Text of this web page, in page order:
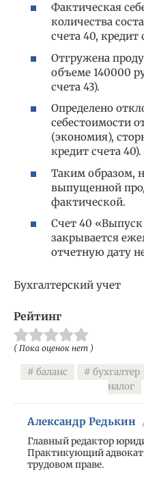
Фактическая
количества
счета 40, кредит
Отгружена
объеме 140000
счета 43).
Определено
себестоимости
(экономия),
кредит счета 40).
Таким образом,
выпущенной
фактической.
Счет 40 «Выпуск
закрывается
отчетную дату
Бухгалтерский учет
Рейтинг
( Пока оценок нет )
баланс бухгалтер
налог
Александр Редькин
Главный редактор
Практикующий
трудовом праве.